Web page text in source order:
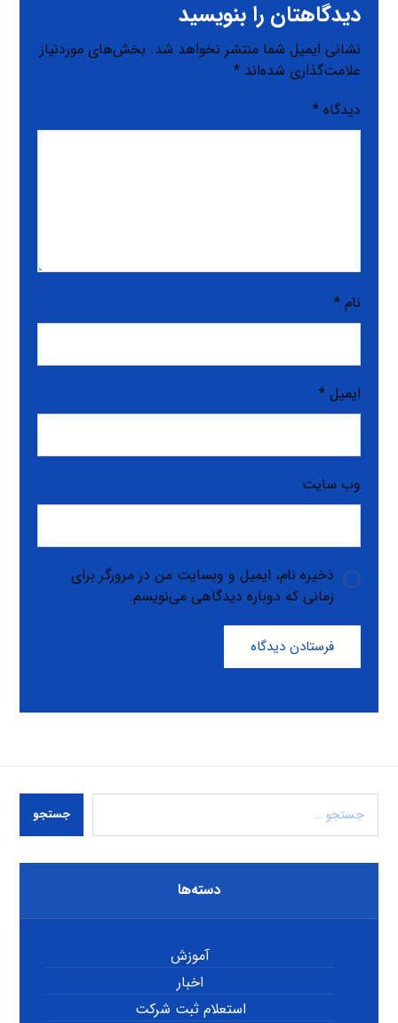
دیدگاهتان را بنویسید
نشانی ایمیل شما منتشر نخواهد شد. بخش‌های موردنیاز
علامت‌گذاری شده‌اند*
دیدگاه*
نام*
ایمیل*
وب‌ سایت
ذخیره نام، ایمیل و وبسایت من در مرورگر برای
زمانی که دوباره دیدگاهی می‌نویسم.
فرستادن دیدگاه
جستجو
دسته‌ها
آموزش
اخبار
استعلام ثبت شرکت